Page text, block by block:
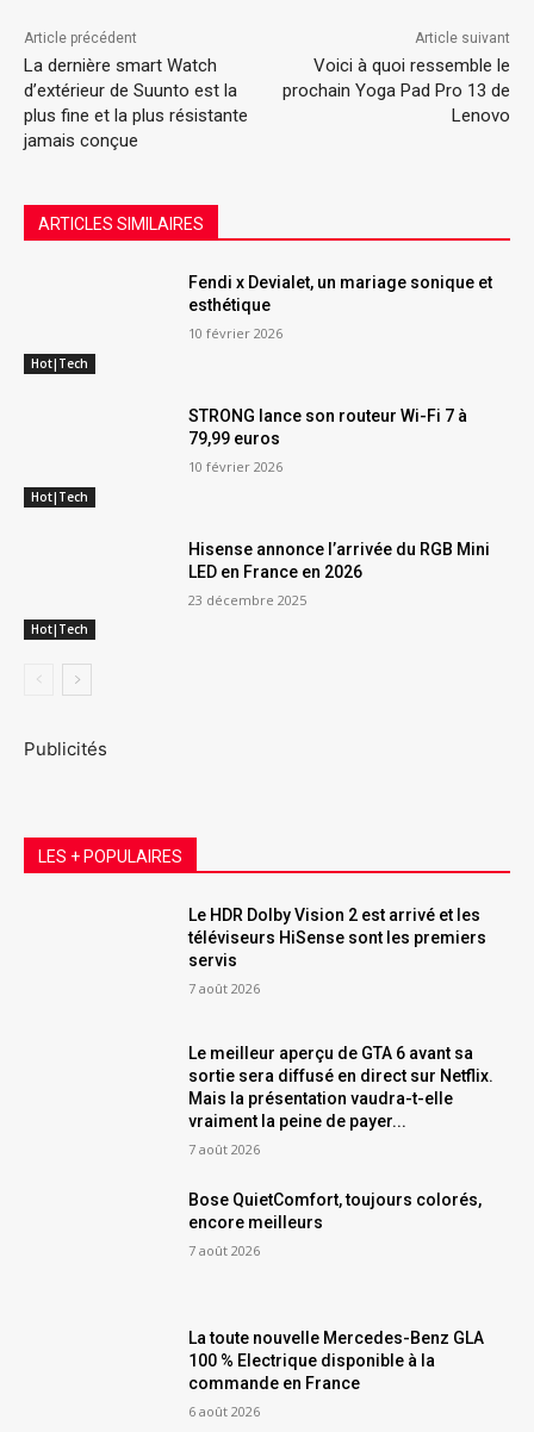
Article précédent
La dernière smart Watch
d’extérieur de Suunto est la
plus fine et la plus résistante
jamais conçue
Article suivant
Voici à quoi ressemble le
prochain Yoga Pad Pro 13 de
Lenovo
ARTICLES SIMILAIRES
Hot|Tech
Fendi x Devialet, un mariage sonique et
esthétique
10 février 2026
Hot|Tech
STRONG lance son routeur Wi-Fi 7 à
79,99 euros
10 février 2026
Hot|Tech
Hisense annonce l’arrivée du RGB Mini
LED en France en 2026
23 décembre 2025
Publicités
LES + POPULAIRES
Le HDR Dolby Vision 2 est arrivé et les
téléviseurs HiSense sont les premiers
servis
7 août 2026
Le meilleur aperçu de GTA 6 avant sa
sortie sera diffusé en direct sur Netflix.
Mais la présentation vaudra-t-elle
vraiment la peine de payer...
7 août 2026
Bose QuietComfort, toujours colorés,
encore meilleurs
7 août 2026
La toute nouvelle Mercedes-Benz GLA
100 % Electrique disponible à la
commande en France
6 août 2026